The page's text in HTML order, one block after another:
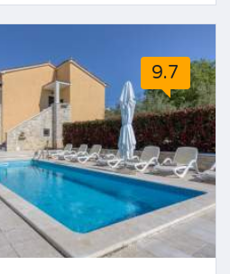
9.7